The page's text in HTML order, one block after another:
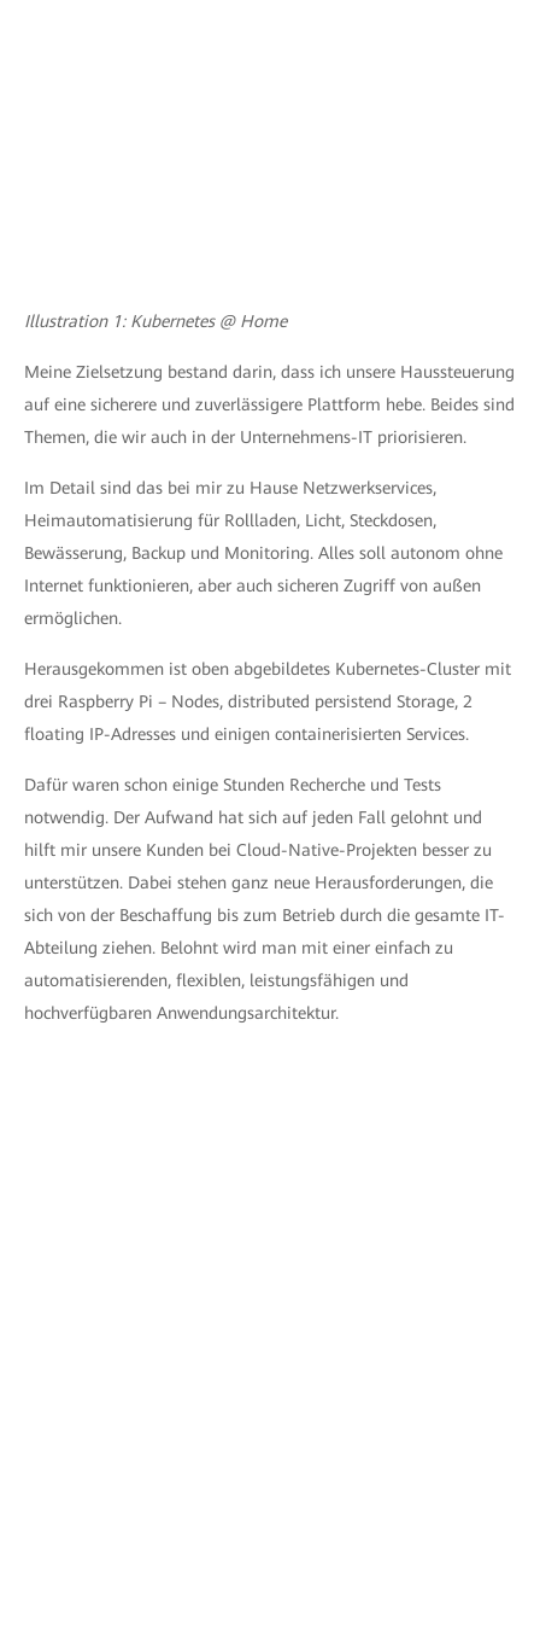
Illustration 1: Kubernetes @ Home
Meine Zielsetzung bestand darin, dass ich unsere Haussteuerung
auf eine sicherere und zuverlässigere Plattform hebe. Beides sind
Themen, die wir auch in der Unternehmens-IT priorisieren.
Im Detail sind das bei mir zu Hause Netzwerkservices,
Heimautomatisierung für Rollladen, Licht, Steckdosen,
Bewässerung, Backup und Monitoring. Alles soll autonom ohne
Internet funktionieren, aber auch sicheren Zugriff von außen
ermöglichen.
Herausgekommen ist oben abgebildetes Kubernetes-Cluster mit
drei Raspberry Pi – Nodes, distributed persistend Storage, 2
floating IP-Adresses und einigen containerisierten Services.
Dafür waren schon einige Stunden Recherche und Tests
notwendig. Der Aufwand hat sich auf jeden Fall gelohnt und
hilft mir unsere Kunden bei Cloud-Native-Projekten besser zu
unterstützen. Dabei stehen ganz neue Herausforderungen, die
sich von der Beschaffung bis zum Betrieb durch die gesamte IT-
Abteilung ziehen. Belohnt wird man mit einer einfach zu
automatisierenden, flexiblen, leistungsfähigen und
hochverfügbaren Anwendungsarchitektur.